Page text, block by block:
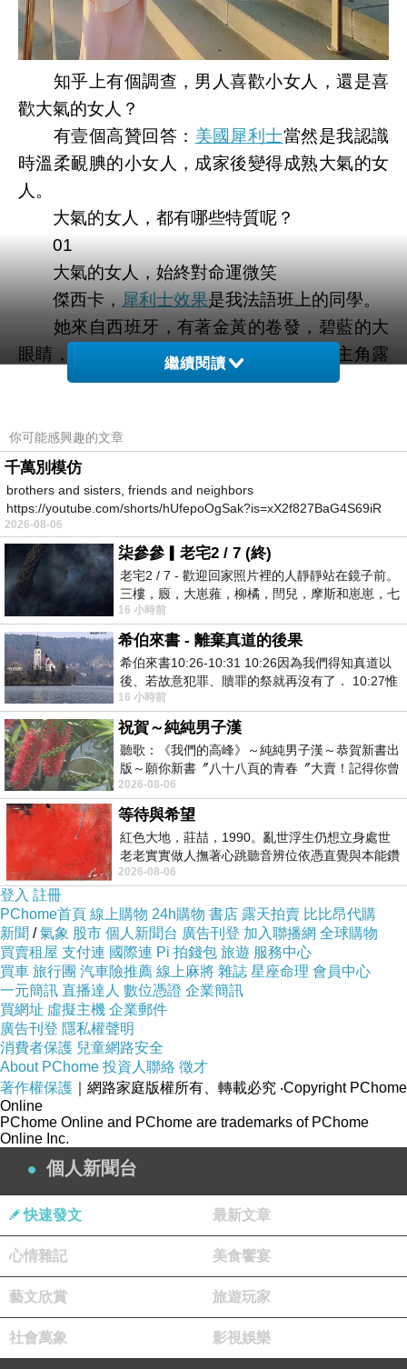
知乎上有個調查，男人喜歡小女人，還是喜
歡大氣的女人？
有壹個高贊回答： 美國犀利士當然是我認識
時溫柔靦腆的小女人，成家後變得成熟大氣的女
人。
大氣的女人，都有哪些特質呢？
01
大氣的女人，始終對命運微笑
傑西卡， 犀利士效果是我法語班上的同學。
她來自西班牙，有著金黃的卷發，碧藍的大
眼睛，笑起來很像《泰坦尼克號》中的女主角露
大多數人講的都很甜蜜，唯獨陽光的傑西
卡，講了壹個悲催的故事。
故事中的女孩，大學畢業後，不顧家人反對
和鎮上的小混混結婚。
婚後，丈夫沒有穩定的工作，
酗酒家暴。她懷孕後，丈夫也不管不問，還經常
偷她的錢，她只好選擇離婚。
離婚後，她開了家小酒館，獨自撫養女兒。
後來，她遇到了壹個彼此相愛的海員。婚
前，他卻遇難了。
她的心被撕成了碎片，也無心經營酒館。
有壹天，她看到鏡子中的自己，
買愁容滿面，就像壹片幹枯的樹葉。
她突然意識到，生活再難也要笑著活下去。
於是，她漸漸露出久違的笑容，酒館生意也
開始好轉。
和現任丈夫安德魯第壹次相遇時，他就被她
的笑容迷住了。
他心疼她受過的苦，犀利士專賣藥局說要讓
她余生都充滿歡笑。
這時，傑西卡的眼裏禽滿了淚水，我們才意
識到她在講自己的故事。
老師擁抱著她說：
ldquo;大氣的女人，
運的錘煉。”
楊絳曾說，壹個人經過不同程度的錘煉，就
會獲得不同程度的修養，不同程度的效益，好比
香料，搗得越碎，磨得越細，香得越濃烈。
大氣的女人，縱使被命運千錘百煉，犀利士
使用心得
她們也會選擇微笑面對，渾身散發著迷
人的魅力。
02
大氣的女人，不和爛人爛事糾纏
前天，小美發來她在美國白宮前的照片。
在洶湧的人潮中，她笑顏如花。
繼續閱讀
你可能感興趣的文章
千萬別模仿
brothers and sisters, friends and neighbors
https://youtube.com/shorts/hUfepoOgSak?is=xX2f827BaG4S69iR
https
2026-08-06
柒參參▎老宅2 / 7 (終)
老宅2 / 7 - 歡迎回家照片裡的人靜靜站在鏡子前。
三樓，廄，大崽蕥，柳橘，閆兒，摩斯和崽崽，七
個人整整齊齊地站在鏡框之外，如同
16 小時前
希伯來書 - 離棄真道的後果
希伯來書10:26-10:31 10:26因為我們得知真道以
後、若故意犯罪、贖罪的祭就再沒有了． 10:27惟
有戰懼等候審判和那燒滅眾敵人的烈火
16 小時前
祝賀～純純男子漢
聽歌：《我們的高峰》～純純男子漢～恭賀新書出
版～願你新書〞八十八頁的青春〞大賣！記得你曾
經在我的版留言…「好讚的圖^^感覺大家
2026-08-06
等待與希望
紅色大地，莊喆，1990。亂世浮生仍想立身處世
老老實實做人撫著心跳聽音辨位依憑直覺與本能鑽
向裂隙的亮處探索另一個心聲另一個共鳴的
2026-08-06
登入 註冊
PChome首頁 線上購物 24h購物 書店 露天拍賣 比比昂代購
新聞 /氣象 股市 個人新聞台 廣告刊登 加入聯播網 全球購物
買賣租屋 支付連 國際連 Pi 拍錢包 旅遊 服務中心
買車 旅行團 汽車險推薦 線上麻將 雜誌 星座命理 會員中心
一元簡訊 直播達人 數位憑證 企業簡訊
買網址 虛擬主機 企業郵件
廣告刊登 隱私權聲明
消費者保護 兒童網路安全
About PChome 投資人聯絡 徵才
著作權保護 ｜網路家庭版權所有、轉載必究 ‧Copyright PChome
Online
PChome Online and PChome are trademarks of PChome
Online Inc.
個人新聞台
快速發文 最新文章
心情雜記 美食饗宴
藝文欣賞 旅遊玩家
社會萬象 影視娛樂